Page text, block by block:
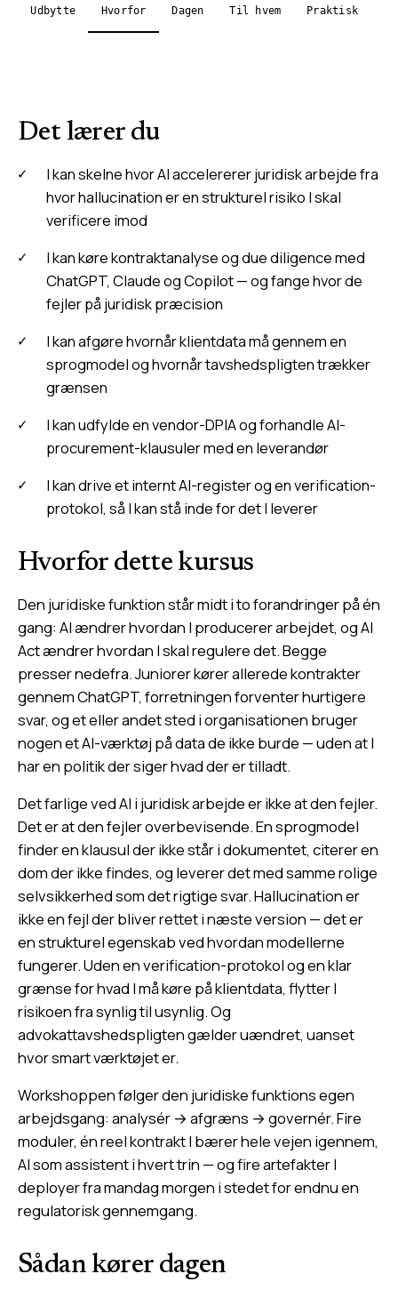
Udbytte Hvorfor Dagen Til hvem Praktisk
Det lærer du
I kan skelne hvor AI accelererer juridisk arbejde fra
hvor hallucination er en strukturel risiko I skal
verificere imod
I kan køre kontraktanalyse og due diligence med
ChatGPT, Claude og Copilot — og fange hvor de
fejler på juridisk præcision
I kan afgøre hvornår klientdata må gennem en
sprogmodel og hvornår tavshedspligten trækker
grænsen
I kan udfylde en vendor-DPIA og forhandle AI-
procurement-klausuler med en leverandør
I kan drive et internt AI-register og en verification-
protokol, så I kan stå inde for det I leverer
Hvorfor dette kursus
Den juridiske funktion står midt i to forandringer på én
gang: AI ændrer hvordan I producerer arbejdet, og AI
Act ændrer hvordan I skal regulere det. Begge
presser nedefra. Juniorer kører allerede kontrakter
gennem ChatGPT, forretningen forventer hurtigere
svar, og et eller andet sted i organisationen bruger
nogen et AI-værktøj på data de ikke burde — uden at I
har en politik der siger hvad der er tilladt.
Det farlige ved AI i juridisk arbejde er ikke at den fejler.
Det er at den fejler overbevisende. En sprogmodel
finder en klausul der ikke står i dokumentet, citerer en
dom der ikke findes, og leverer det med samme rolige
selvsikkerhed som det rigtige svar. Hallucination er
ikke en fejl der bliver rettet i næste version — det er
en strukturel egenskab ved hvordan modellerne
fungerer. Uden en verification-protokol og en klar
grænse for hvad I må køre på klientdata, flytter I
risikoen fra synlig til usynlig. Og
advokattavshedspligten gælder uændret, uanset
hvor smart værktøjet er.
Workshoppen følger den juridiske funktions egen
arbejdsgang: analysér → afgræns → governér. Fire
moduler, én reel kontrakt I bærer hele vejen igennem,
AI som assistent i hvert trin — og fire artefakter I
deployer fra mandag morgen i stedet for endnu en
regulatorisk gennemgang.
Sådan kører dagen